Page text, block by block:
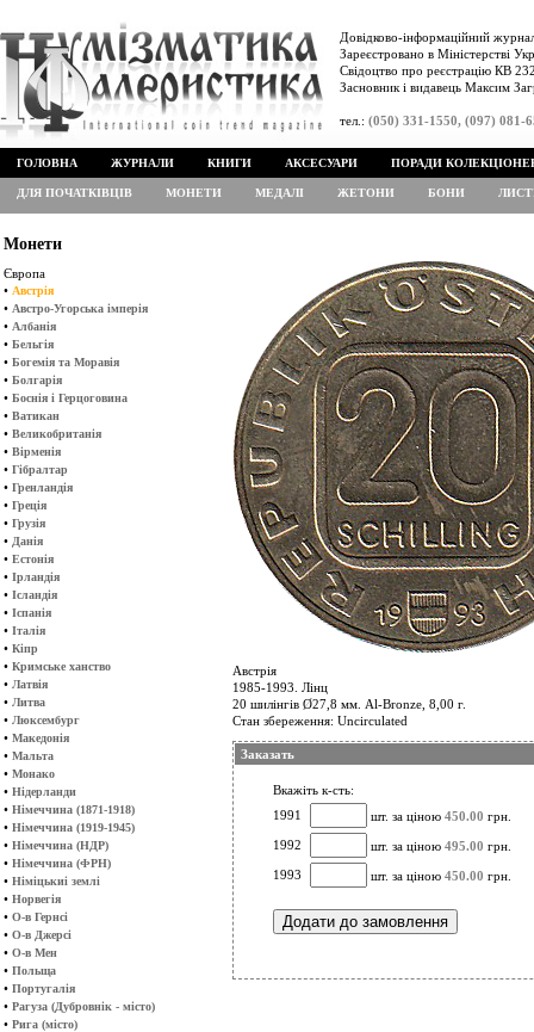
Довідково-інформаційний
Зареєстровано в Міністерстві
Свідоцтво про реєстрацію КВ
Засновник і видавець Максим
тел.: (050) 331-1550, (097) 081-
ГОЛОВНА ЖУРНАЛИ КНИГИ АКСЕСУАРИ ПОРАДИ
ДЛЯ ПОЧАТКІВЦІВ МОНЕТИ МЕДАЛІ ЖЕТОНИ БОНИ
Монети
Європа
• Австрія
• Австро-Угорська імперія
• Албанія
• Бельгія
• Богемія та Моравія
• Болгарія
• Боснія і Герцоговина
• Ватикан
• Великобританія
• Вірменія
• Гібралтар
• Гренландія
• Греція
• Грузія
• Данія
• Естонія
• Ірландія
• Ісландія
• Іспанія
• Італія
• Кіпр
• Кримське ханство
• Латвія
• Литва
• Люксембург
• Македонія
• Мальта
• Монако
• Нідерланди
• Німеччина (1871-1918)
• Німеччина (1919-1945)
• Німеччина (НДР)
• Німеччина (ФРН)
• Німіцькиі землі
• Норвегія
• О-в Гернсі
• О-в Джерсі
• О-в Мен
• Польща
• Португалія
• Рагуза (Дубровнік - місто)
• Рига (місто)
Австрія
1985-1993. Лінц
20 шилінгів Ø27,8 мм. Al-Bronze, 8,00 г.
Стан збереження: Uncirculated
Заказать
Вкажіть к-сть:
1991
шт. за ціною 450.00 грн.
1992
шт. за ціною 495.00 грн.
1993
шт. за ціною 450.00 грн.